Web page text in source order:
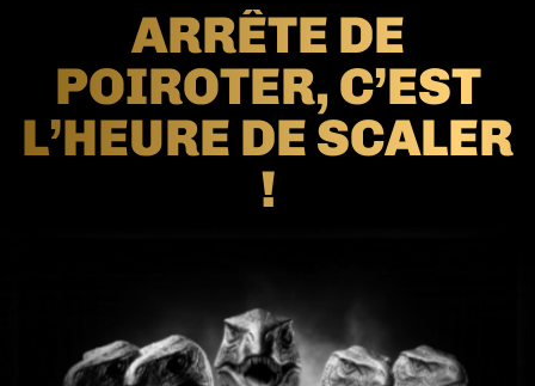
ARRÊTE DE
POIROTER, C’EST
L’HEURE DE SCALER
!